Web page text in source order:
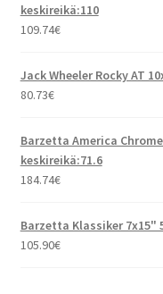
keskireikä:110
109.74€
Jack Wheeler Rocky AT
80.73€
Barzetta America
keskireikä:71.6
184.74€
Barzetta Klassiker 7x15"
105.90€